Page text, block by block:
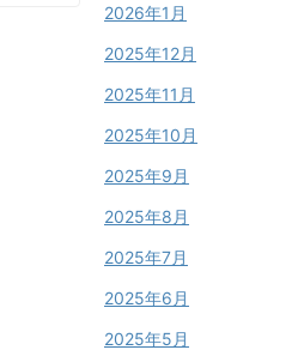
2026年1月
2025年12月
2025年11月
2025年10月
2025年9月
2025年8月
2025年7月
2025年6月
2025年5月